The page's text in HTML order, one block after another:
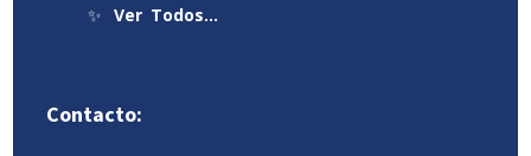
✨ Ver Todos…
Contacto: